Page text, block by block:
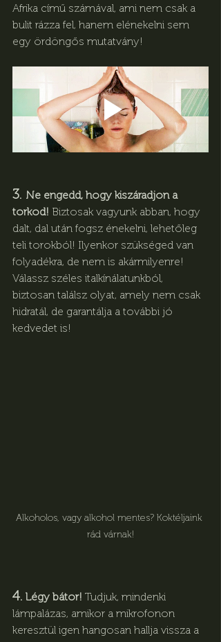
Afrika című számával, ami nem csak a
bulit rázza fel, hanem elénekelni sem
egy ördöngős mutatvány!
3. Ne engedd, hogy kiszáradjon a
torkod! Biztosak vagyunk abban, hogy
dalt, dal után fogsz énekelni, lehetőleg
teli torokból! Ilyenkor szükséged van
folyadékra, de nem is akármilyenre!
Válassz széles italkínálatunkból,
biztosan találsz olyat, amely nem csak
hidratál, de garantálja a további jó
kedvedet is!
Alkoholos, vagy alkohol mentes? Koktéljaink
rád várnak!
4. Légy bátor! Tudjuk, mindenki
lámpalázas, amikor a mikrofonon
keresztül igen hangosan hallja vissza a